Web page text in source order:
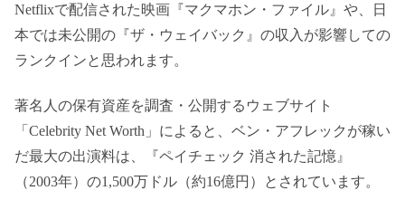
Netflixで配信された映画『マクマホン・ファイル』や、日
本では未公開の『ザ・ウェイバック』の収入が影響しての
ランクインと思われます。
著名人の保有資産を調査・公開するウェブサイト
「Celebrity Net Worth」によると、ベン・アフレックが稼い
だ最大の出演料は、『ペイチェック 消された記憶』
（2003年）の1,500万ドル（約16億円）とされています。